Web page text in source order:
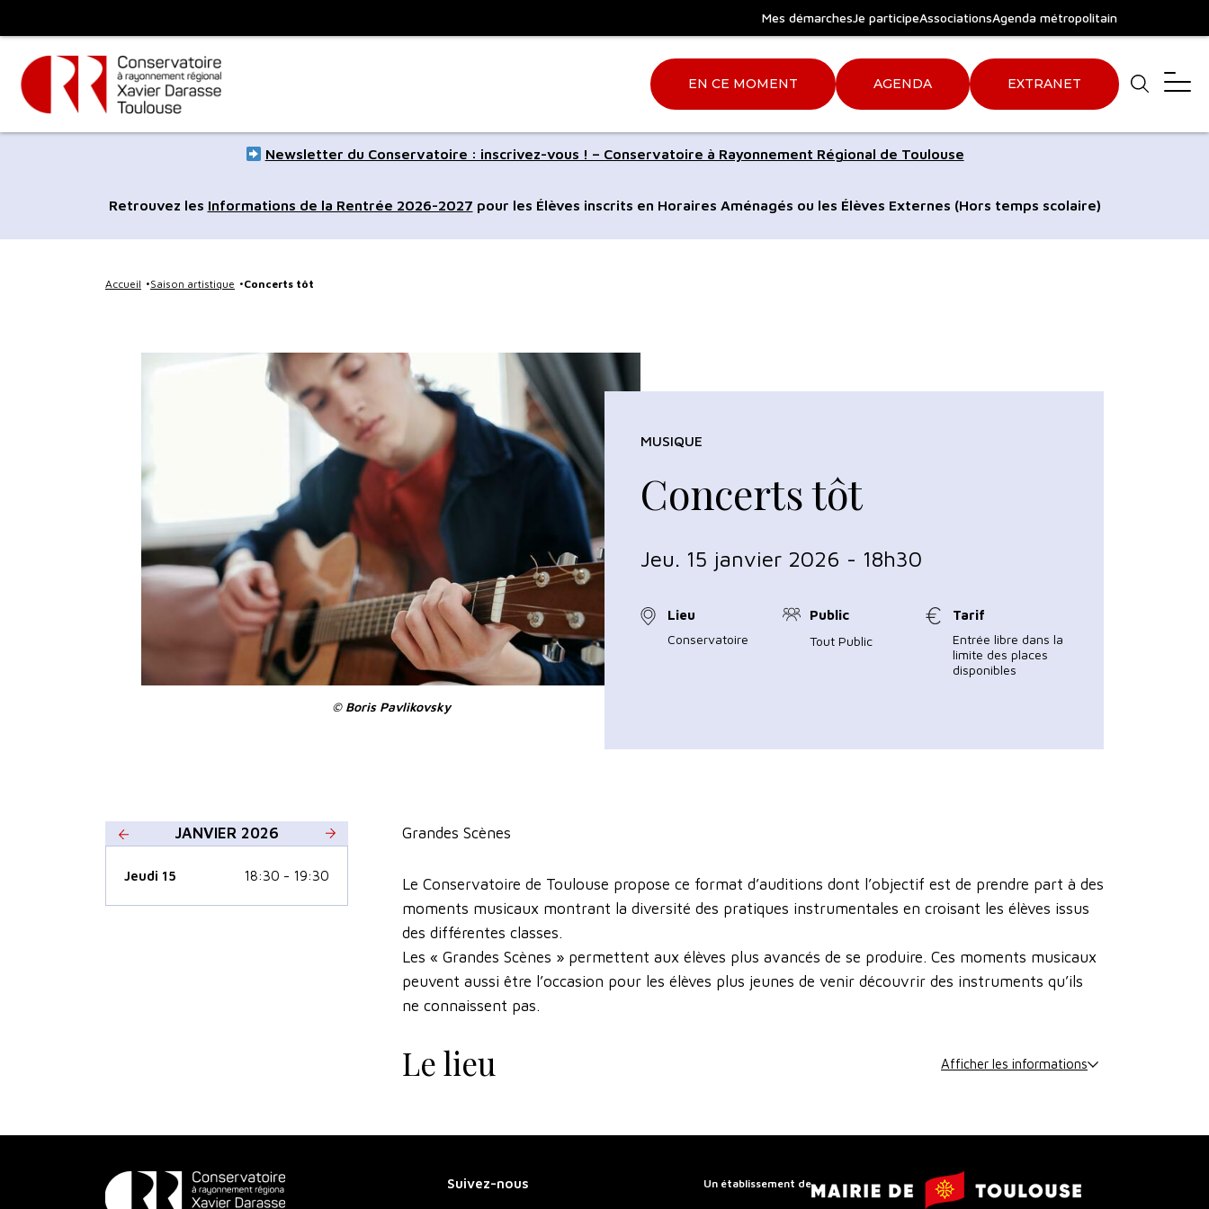
principal
à
navigation
à
recherche
au
de
page
du
site
métropole
Mes démarchesJe participeAssociationsAgenda métropolitain
EN CE MOMENT AGENDA EXTRANET
Newsletter du Conservatoire : inscrivez-vous ! – Conservatoire à Rayonnement Régional de Toulouse
Retrouvez les Informations de la Rentrée 2026-2027 pour les Élèves inscrits en Horaires Aménagés ou les Élèves Externes (Hors temps scolaire)
Accueil Saison artistique Concerts tôt
©️ Boris Pavlikovsky
Concerts tôt
MUSIQUE
Jeu. 15 janvier 2026 - 18h30
Lieu
Conservatoire
Public
Tout Public
Tarif
Entrée libre dans la
limite des places
disponibles
JANVIER 2026
Jeudi 15 18:30 - 19:30
Grandes Scènes
Le Conservatoire de Toulouse propose ce format d’auditions dont l’objectif est de prendre part à des
moments musicaux montrant la diversité des pratiques instrumentales en croisant les élèves issus
des différentes classes.
Les « Grandes Scènes » permettent aux élèves plus avancés de se produire. Ces moments musicaux
peuvent aussi être l’occasion pour les élèves plus jeunes de venir découvrir des instruments qu’ils
ne connaissent pas.
Le lieu Afficher les informations
Suivez-nous Un établissement de
Mairie